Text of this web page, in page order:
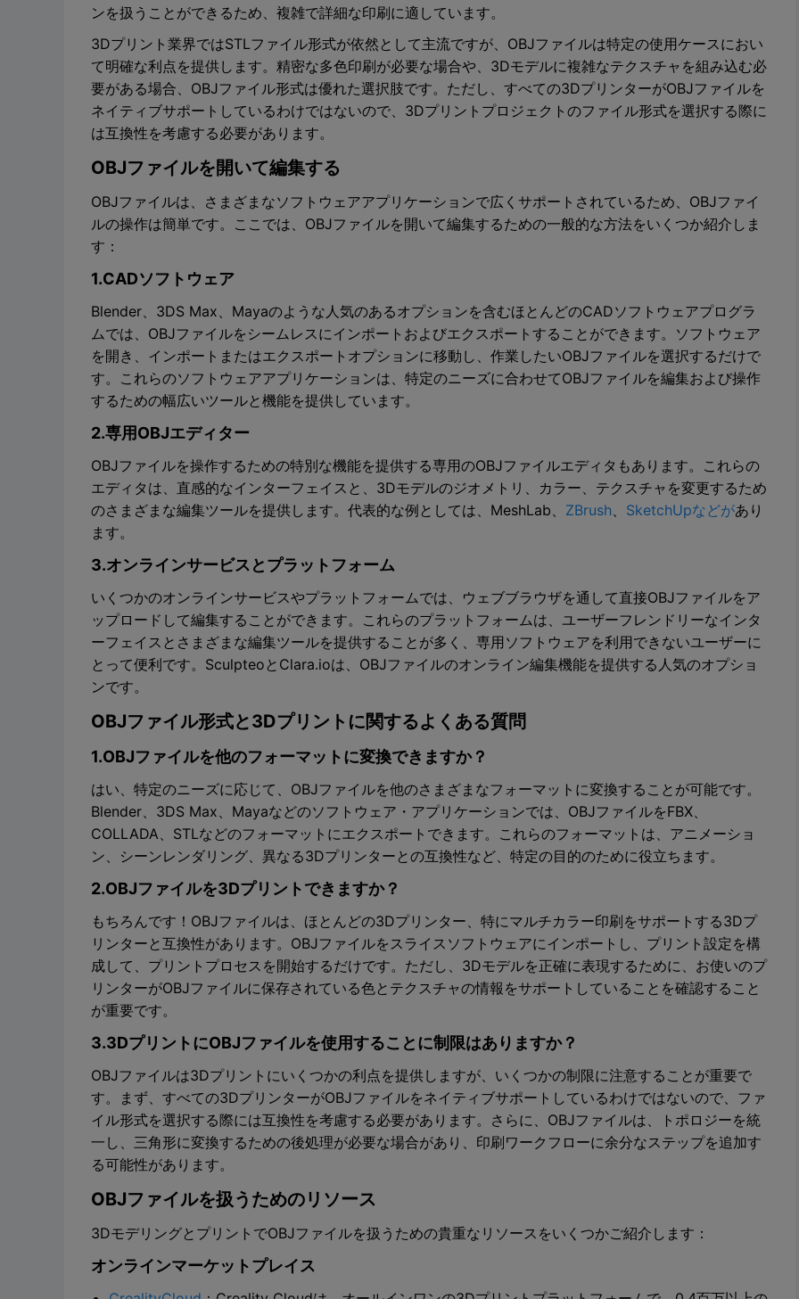
ンを扱うことができるため、複雑で詳細な印刷に適しています。
3Dプリント業界ではSTLファイル形式が依然として主流ですが、OBJファイルは特定の使用ケースにおい
て明確な利点を提供します。精密な多色印刷が必要な場合や、3Dモデルに複雑なテクスチャを組み込む必
要がある場合、OBJファイル形式は優れた選択肢です。ただし、すべての3DプリンターがOBJファイルを
ネイティブサポートしているわけではないので、3Dプリントプロジェクトのファイル形式を選択する際に
は互換性を考慮する必要があります。
OBJファイルを開いて編集する
OBJファイルは、さまざまなソフトウェアアプリケーションで広くサポートされているため、OBJファイ
ルの操作は簡単です。ここでは、OBJファイルを開いて編集するための一般的な方法をいくつか紹介しま
す：
1.CADソフトウェア
Blender、3DS Max、Mayaのような人気のあるオプションを含むほとんどのCADソフトウェアプログラ
ムでは、OBJファイルをシームレスにインポートおよびエクスポートすることができます。ソフトウェア
を開き、インポートまたはエクスポートオプションに移動し、作業したいOBJファイルを選択するだけで
す。これらのソフトウェアアプリケーションは、特定のニーズに合わせてOBJファイルを編集および操作
するための幅広いツールと機能を提供しています。
2.専用OBJエディター
OBJファイルを操作するための特別な機能を提供する専用のOBJファイルエディタもあります。これらの
エディタは、直感的なインターフェイスと、3Dモデルのジオメトリ、カラー、テクスチャを変更するため
のさまざまな編集ツールを提供します。代表的な例としては、MeshLab、 ZBrush、 SketchUpなどがあり
ます。
3.オンラインサービスとプラットフォーム
いくつかのオンラインサービスやプラットフォームでは、ウェブブラウザを通して直接OBJファイルをア
ップロードして編集することができます。これらのプラットフォームは、ユーザーフレンドリーなインタ
ーフェイスとさまざまな編集ツールを提供することが多く、専用ソフトウェアを利用できないユーザーに
とって便利です。SculpteoとClara.ioは、OBJファイルのオンライン編集機能を提供する人気のオプショ
ンです。
OBJファイル形式と3Dプリントに関するよくある質問
1.OBJファイルを他のフォーマットに変換できますか？
はい、特定のニーズに応じて、OBJファイルを他のさまざまなフォーマットに変換することが可能です。
Blender、3DS Max、Mayaなどのソフトウェア・アプリケーションでは、OBJファイルをFBX、
COLLADA、STLなどのフォーマットにエクスポートできます。これらのフォーマットは、アニメーショ
ン、シーンレンダリング、異なる3Dプリンターとの互換性など、特定の目的のために役立ちます。
2.OBJファイルを3Dプリントできますか？
もちろんです！OBJファイルは、ほとんどの3Dプリンター、特にマルチカラー印刷をサポートする3Dプ
リンターと互換性があります。OBJファイルをスライスソフトウェアにインポートし、プリント設定を構
成して、プリントプロセスを開始するだけです。ただし、3Dモデルを正確に表現するために、お使いのプ
リンターがOBJファイルに保存されている色とテクスチャの情報をサポートしていることを確認すること
が重要です。
3.3DプリントにOBJファイルを使用することに制限はありますか？
OBJファイルは3Dプリントにいくつかの利点を提供しますが、いくつかの制限に注意することが重要で
す。まず、すべての3DプリンターがOBJファイルをネイティブサポートしているわけではないので、ファ
イル形式を選択する際には互換性を考慮する必要があります。さらに、OBJファイルは、トポロジーを統
一し、三角形に変換するための後処理が必要な場合があり、印刷ワークフローに余分なステップを追加す
る可能性があります。
OBJファイルを扱うためのリソース
3DモデリングとプリントでOBJファイルを扱うための貴重なリソースをいくつかご紹介します：
オンラインマーケットプレイス